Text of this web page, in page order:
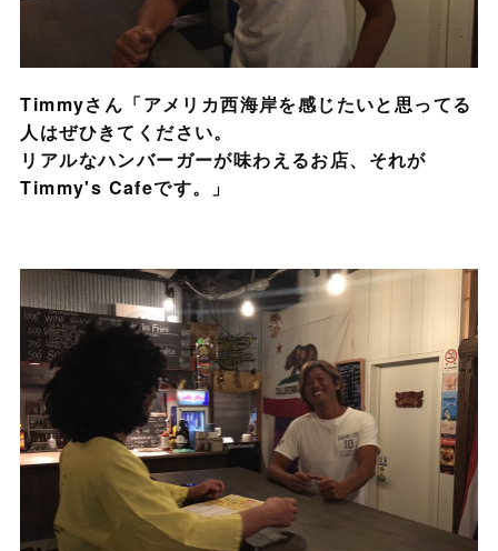
Timmyさん「アメリカ西海岸を感じたいと思ってる
人はぜひきてください。
リアルなハンバーガーが味わえるお店、それが
Timmy's Cafeです。」